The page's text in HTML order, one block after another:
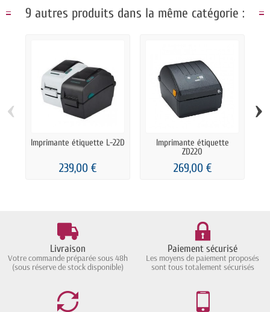
9 autres produits dans la même catégorie :
Imprimante étiquette L-22D
239,00 €
Imprimante étiquette
ZD220
269,00 €
‹ ›
Livraison
Votre commande préparée sous 48h
(sous réserve de stock disponible)
Paiement sécurisé
Les moyens de paiement proposés
sont tous totalement sécurisés